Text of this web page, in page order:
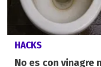
HACKS
No es con vinagre